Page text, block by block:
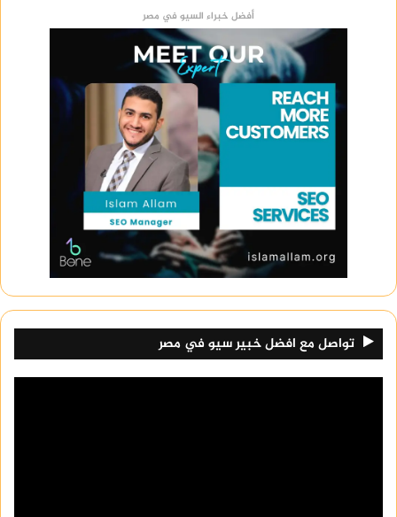
أفضل خبراء السيو في مصر
تواصل مع افضل خبير سيو في مصر